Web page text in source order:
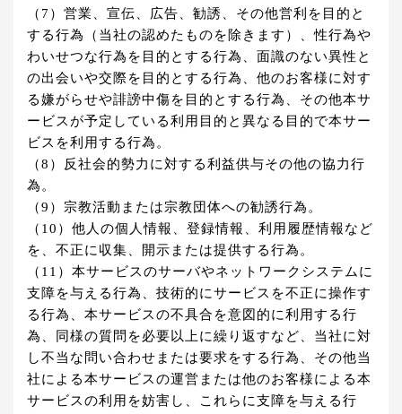
（7）営業、宣伝、広告、勧誘、その他営利を目的と
する行為（当社の認めたものを除きます）、性行為や
わいせつな行為を目的とする行為、面識のない異性と
の出会いや交際を目的とする行為、他のお客様に対す
る嫌がらせや誹謗中傷を目的とする行為、その他本サ
ービスが予定している利用目的と異なる目的で本サー
ビスを利用する行為。
（8）反社会的勢力に対する利益供与その他の協力行
為。
（9）宗教活動または宗教団体への勧誘行為。
（10）他人の個人情報、登録情報、利用履歴情報など
を、不正に収集、開示または提供する行為。
（11）本サービスのサーバやネットワークシステムに
支障を与える行為、技術的にサービスを不正に操作す
る行為、本サービスの不具合を意図的に利用する行
為、同様の質問を必要以上に繰り返すなど、当社に対
し不当な問い合わせまたは要求をする行為、その他当
社による本サービスの運営または他のお客様による本
サービスの利用を妨害し、これらに支障を与える行